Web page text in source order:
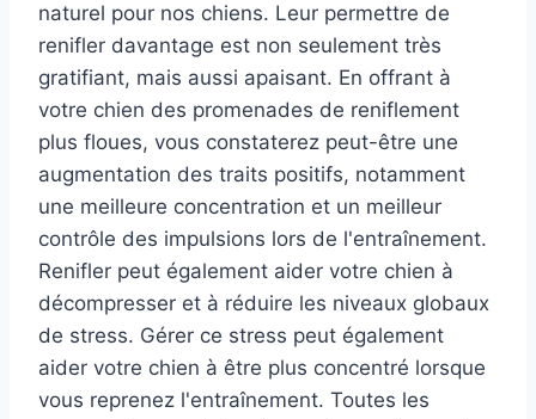
naturel pour nos chiens. Leur permettre de
renifler davantage est non seulement très
gratifiant, mais aussi apaisant. En offrant à
votre chien des promenades de reniflement
plus floues, vous constaterez peut-être une
augmentation des traits positifs, notamment
une meilleure concentration et un meilleur
contrôle des impulsions lors de l'entraînement.
Renifler peut également aider votre chien à
décompresser et à réduire les niveaux globaux
de stress. Gérer ce stress peut également
aider votre chien à être plus concentré lorsque
vous reprenez l'entraînement. Toutes les